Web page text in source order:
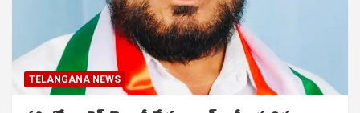
TELANGANA NEWS